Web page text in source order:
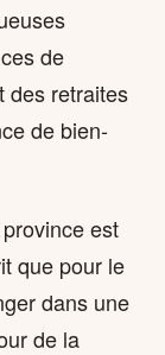
de
des retraites
de bien-
est
que pour le
dans une
de la